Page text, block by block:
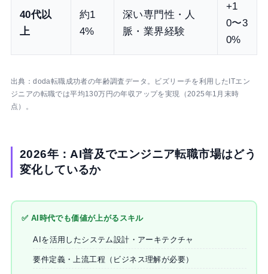
40代以
上
約1
4%
深い専門性・人
脈・業界経験
+1
0〜3
0%
出典：doda転職成功者の年齢調査データ。ビズリーチを利用したITエン
ジニアの転職では平均130万円の年収アップを実現（2025年1月末時
点）。
2026年：AI普及でエンジニア転職市場はどう
変化しているか
✅ AI時代でも価値が上がるスキル
AIを活用したシステム設計・アーキテクチャ
要件定義・上流工程（ビジネス理解が必要）